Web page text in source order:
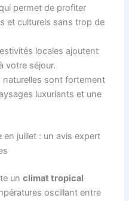
permet de profiter
et culturels sans trop de
locales ajoutent
votre séjour.
naturelles sont fortement
luxuriants et une
en juillet : un avis expert
unclimat tropical
oscillant entre